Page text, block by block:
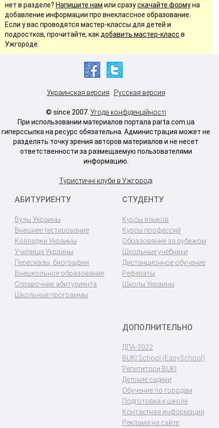
нет в разделе? Напишите нам или сразускачайте формуна
добавление информации про внеклассное образование.
Если у вас проводятся мастер-классы для детей и
подростков, прочитайте, как добавить мастер-класс в
Ужгороде.
Украинская версия Русская версия
© since 2007. Угода конфіденційності
При использовании материалов портала parta.com.ua
гиперссылка на ресурс обязательна. Администрация может не
разделять точку зрения авторов материалов и не несет
ответственности за размещаемую пользователями
информацию.
Туристичні клуби в Ужгороді
АБИТУРИЕНТУ
Вузы Украины
Внешнее тестирование
Колледжи Украины
Училища Украины
Пересказы, биографии
Внешкольное образование
Справочник абитуриента
Школьные программы
СТУДЕНТУ
Курсы языков
Курсы профессий
Образование за рубежом
Школьные учебники
Дистанционное обучение
Рефераты
Школы Украины
ДОПОЛНИТЕЛЬНО
ДПА-2022
BUKI School (EasySchool)
Репетитори BUKI
Детские садики
Обучение по городам
Подготовка к школе
Контактная информация
Реклама на сайте